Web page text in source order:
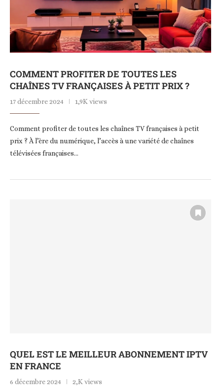
COMMENT PROFITER DE TOUTES LES
CHAÎNES TV FRANÇAISES À PETIT PRIX ?
17 décembre 2024 1,9K views
Comment profiter de toutes les chaînes TV françaises à petit
prix ? À l’ère du numérique, l’accès à une variété de chaînes
télévisées françaises…
QUEL EST LE MEILLEUR ABONNEMENT IPTV
EN FRANCE
6 décembre 2024 2,K views